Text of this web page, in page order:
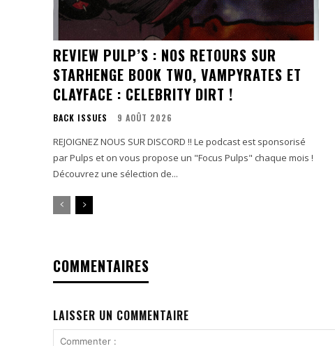
REVIEW PULP’S : NOS RETOURS SUR
STARHENGE BOOK TWO, VAMPYRATES ET
CLAYFACE : CELEBRITY DIRT !
BACK ISSUES 9 AOÛT 2026
REJOIGNEZ NOUS SUR DISCORD !! Le podcast est sponsorisé
par Pulps et on vous propose un "Focus Pulps" chaque mois !
Découvrez une sélection de...
COMMENTAIRES
LAISSER UN COMMENTAIRE